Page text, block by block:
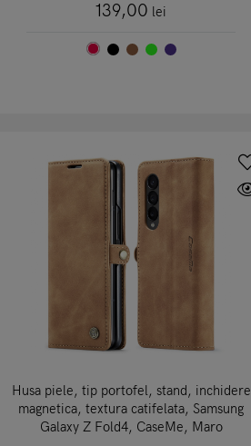
139,00 lei
Husa piele, tip portofel, stand, inchidere
magnetica, textura catifelata, Samsung
Galaxy Z Fold4, CaseMe, Maro